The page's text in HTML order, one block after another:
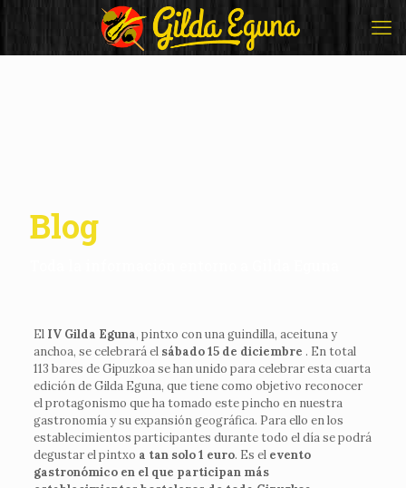
Blog
El IV Gilda Eguna, pintxo con una guindilla, aceituna y
anchoa, se celebrará el sábado 15 de diciembre . En total
113 bares de Gipuzkoa se han unido para celebrar esta cuarta
edición de Gilda Eguna, que tiene como objetivo reconocer
el protagonismo que ha tomado este pincho en nuestra
gastronomía y su expansión geográfica. Para ello en los
establecimientos participantes durante todo el día se podrá
degustar el pintxo a tan solo 1 euro. Es el evento
gastronómico en el que participan más